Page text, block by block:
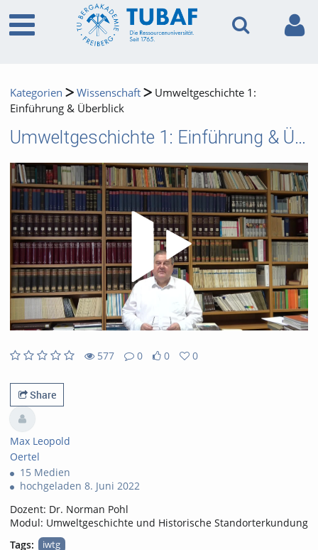
Kategorien Wissenschaft
Umweltgeschichte 1:
Einführung & Überblick
Umweltgeschichte 1: Einführung & Überblick
577
0
0
0
Share
Max Leopold
Oertel
15 Medien
hochgeladen 8. Juni 2022
Dozent: Dr. Norman Pohl
Modul: Umweltgeschichte und Historische Standorterkundung
Tags:
iwtg